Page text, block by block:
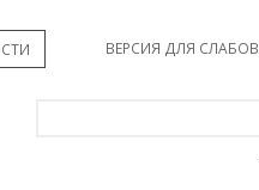
ВЕРСИЯ ДЛЯ